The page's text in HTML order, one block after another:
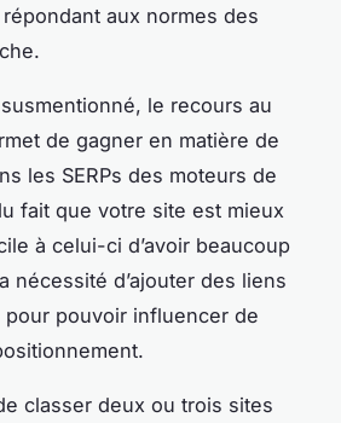
aux normes des
le recours au
de gagner en matière de
les SERPs des moteurs de
fait que votre site est mieux
à celui-ci d’avoir beaucoup
nécessité d’ajouter des liens
pouvoir influencer de
classer deux ou trois sites